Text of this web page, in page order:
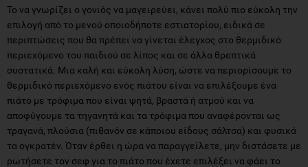
Το να γνωρίζει ο γονιός να μαγειρεύει, κάνει πολύ πιο εύκολη την
επιλογή από το μενού οποιοδήποτε εστιατορίου, ειδικά σε
περιπτώσεις που θα πρέπει να γίνεται έλεγχος στο θερμιδικό
περιεχόμενο του παιδιού σε λίπος και σε άλλα θρεπτικά
συστατικά. Μια καλή και εύκολη λύση, ώστε να περιορίσουμε το
θερμιδικό περιεχόμενο ενός πιάτου είναι να επιλέξουμε ένα
πιάτο με τρόφιμα που είναι ψητά, βραστά ή ατμού και να
αποφύγουμε τα τηγανητά και τα τρόφιμα που αναφέρονται ως
τραγανά, πλούσια (πιθανόν σε κάποιου είδους σάλτσα) και φυσικά
τα ογκρατέν. Όταν έρθει η ώρα να παραγγείλετε, μην διστάσετε με
ρωτήσετε τον σεφ για το πιάτο που έχετε επιλέξει να φάει το